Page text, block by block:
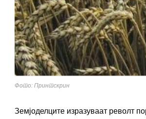
Фото: Принтскрин
Земјоделците изразуваат револт